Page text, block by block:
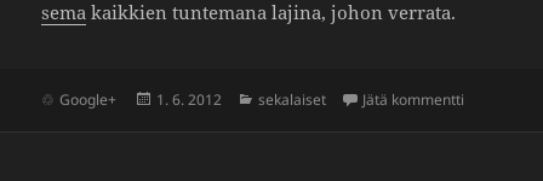
sema kaik­kien tunte­mana lajina, johon verrata.
Google+ Julkaistu
1. 6. 2012 Kategoriat
sekalaiset Jätä kommentti